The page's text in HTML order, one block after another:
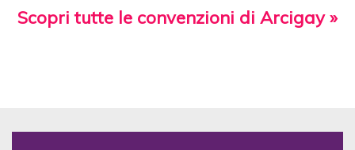
Scopri tutte le convenzioni di Arcigay »